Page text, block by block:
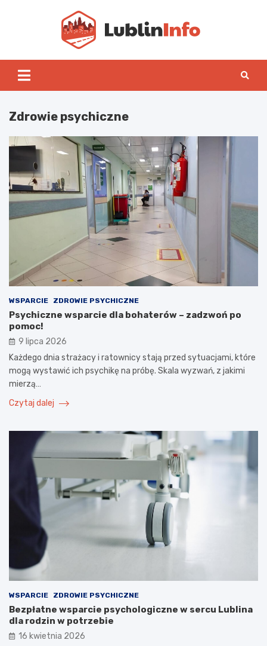
Zdrowie psychiczne
WSPARCIE ZDROWIE PSYCHICZNE
Psychiczne wsparcie dla bohaterów – zadzwoń po
pomoc!
9 lipca 2026
Każdego dnia strażacy i ratownicy stają przed sytuacjami, które
mogą wystawić ich psychikę na próbę. Skala wyzwań, z jakimi
mierzą…
Czytaj dalej
WSPARCIE ZDROWIE PSYCHICZNE
Bezpłatne wsparcie psychologiczne w sercu Lublina
dla rodzin w potrzebie
16 kwietnia 2026